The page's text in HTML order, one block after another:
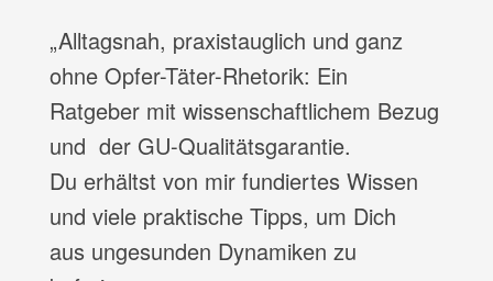
„Alltagsnah, praxistauglich und ganz
ohne Opfer-Täter-Rhetorik: Ein
Ratgeber mit wissenschaftlichem Bezug
und der GU-Qualitätsgarantie.
Du erhältst von mir fundiertes Wissen
und viele praktische Tipps, um Dich
aus ungesunden Dynamiken zu